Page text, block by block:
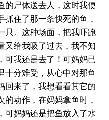
的尸体送去人，这时我便
抓住了那一条快死的鱼，
只。这种场面，把我吓跑
又给我吸了过去，我不知
可我还是去了！可妈妈已
十分难受，从心中对那鱼
回来了，我想看看其它的
的动作，在妈妈拿鱼时，
可妈妈还是把鱼放入了水